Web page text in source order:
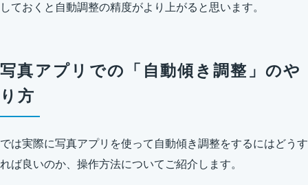
しておくと自動調整の精度がより上がると思います。
写真アプリでの「自動傾き調整」のや
り方
では実際に写真アプリを使って自動傾き調整をするにはどうす
れば良いのか、操作方法についてご紹介します。